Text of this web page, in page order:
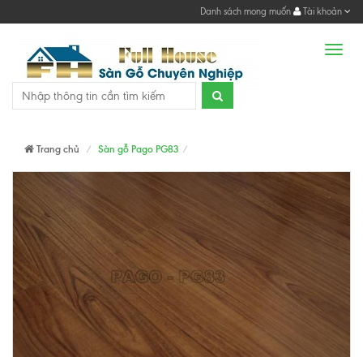
Danh sách mong muốn Tài khoản
Trang chủ Sàn gỗ Pago PG83